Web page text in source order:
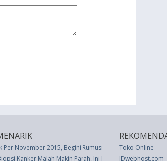
Per November 2015, Begini Rumusnya
Kanker Malah Makin Parah, Ini Fakta Penjelasannya
Toko Online
IDwebhost.com